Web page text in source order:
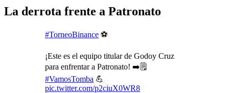
La derrota frente a Patronato
#TorneoBinance ⚽
¡Este es el equipo titular de Godoy Cruz
para enfrentar a Patronato! ➡️🗒️
#VamosTomba 💪
pic.twitter.com/p2ciuX0WR8